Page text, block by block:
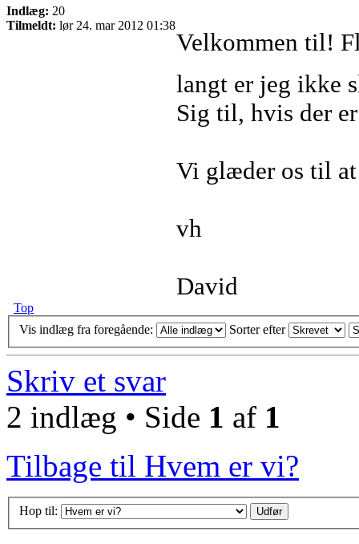
Indlæg: 20
Tilmeldt: lør 24. mar 2012 01:38
Velkommen til!
langt er jeg ikke
Sig til, hvis der
Vi glæder os til at
vh
David
Top
Vis indlæg fra foregående:
Sorter efter
Skriv et svar
2 indlæg • Side 1 af 1
Tilbage til Hvem er vi?
Hop til: